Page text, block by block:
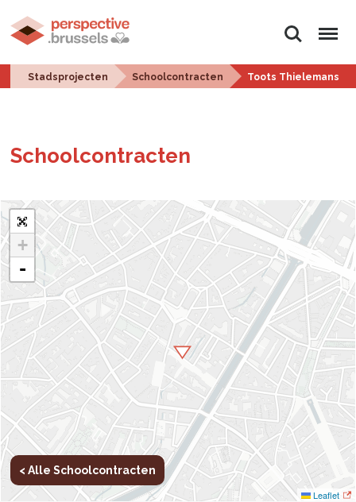
Zoeken Menu
Stadsprojecten Schoolcontracten Toots Thielemans
School­con­trac­ten
+
-
Leaflet
< Alle Schoolcontracten